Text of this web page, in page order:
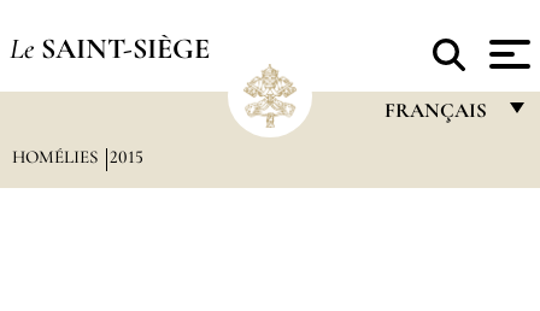
Le SAINT-SIÈGE
FRANÇAIS
HOMÉLIES 2015